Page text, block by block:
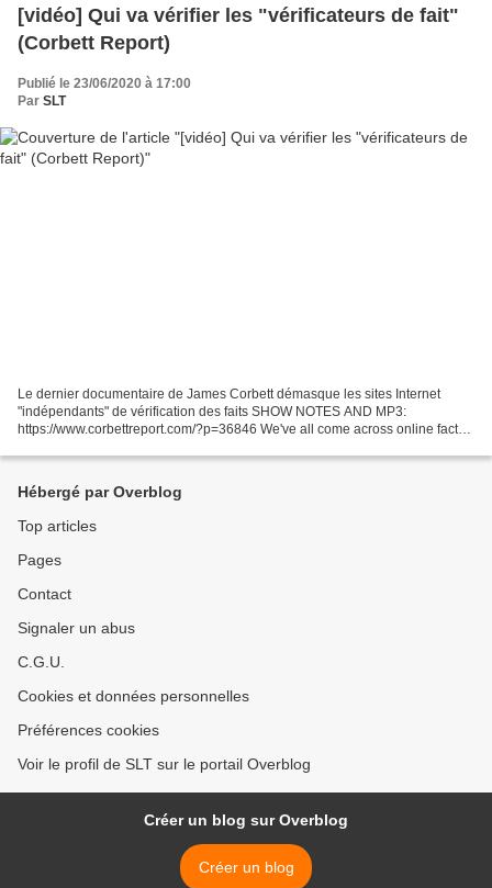
[vidéo] Qui va vérifier les "vérificateurs de fait"
(Corbett Report)
Publié le 23/06/2020 à 17:00
Par SLT
Le dernier documentaire de James Corbett démasque les sites Internet
"indépendants" de vérification des faits SHOW NOTES AND MP3:
https://www.corbettreport.com/?p=36846 We've all come across online fact
Hébergé par Overblog
Top articles
Pages
Contact
Signaler un abus
C.G.U.
Cookies et données personnelles
Préférences cookies
Voir le profil de SLT sur le portail Overblog
Créer un blog sur Overblog
Créer un blog